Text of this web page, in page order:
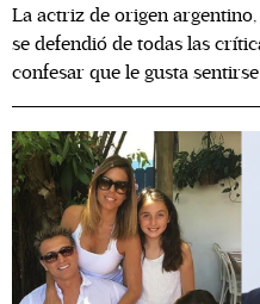
La actriz de origen
se defendió de todas las
confesar que le gusta